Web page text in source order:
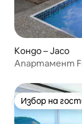
Кондо – Jaco
Апартамент
Избор на
Избор на